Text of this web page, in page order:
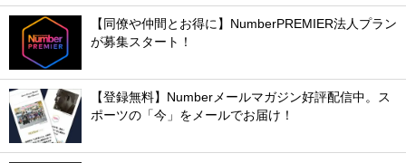
【同僚や仲間とお得に】NumberPREMIER法人プラン
が募集スタート！
【登録無料】Numberメールマガジン好評配信中。ス
ポーツの「今」をメールでお届け！